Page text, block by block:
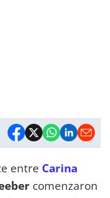
entre Carina
comenzaron